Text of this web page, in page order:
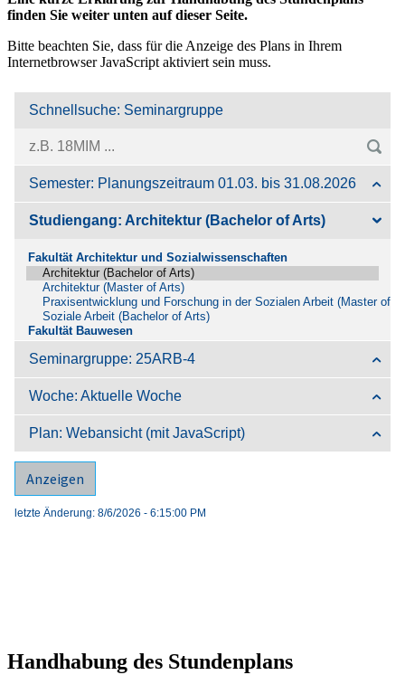
finden Sie weiter unten auf dieser Seite.
Bitte beachten Sie, dass für die Anzeige des Plans in Ihrem
Internetbrowser JavaScript aktiviert sein muss.
Handhabung des Stundenplans